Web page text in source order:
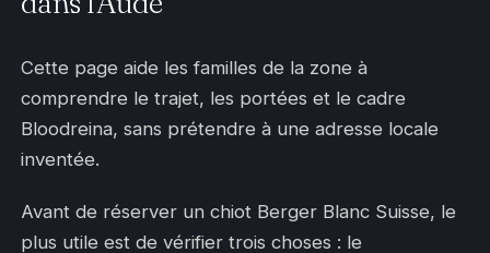
Cette page aide les familles de la zone à
comprendre le trajet, les portées et le cadre
Bloodreina, sans prétendre à une adresse locale
inventée.
Avant de réserver un chiot Berger Blanc Suisse, le
plus utile est de vérifier trois choses : le